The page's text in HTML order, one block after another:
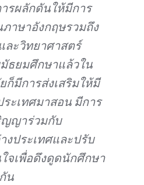
รผลักดันให้มีการ
าษาอังกฤษรวมถึง
ะวิทยาศาสตร์
ธยมศึกษาแล้วใน
ก็มีการส่งเสริมให้มี
ะเทศมาสอน มีการ
ญญาร่วมกับ
งประเทศและปรับ
จเพื่อดึงดูดนักศึกษา
น